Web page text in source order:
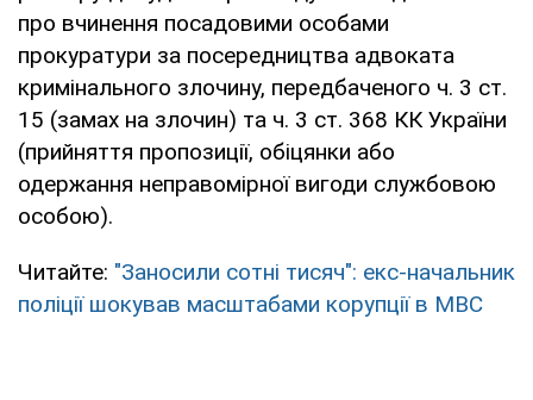
про вчинення посадовими особами
прокуратури за посередництва адвоката
кримінального злочину, передбаченого ч. 3 ст.
15 (замах на злочин) та ч. 3 ст. 368 КК України
(прийняття пропозиції, обіцянки або
одержання неправомірної вигоди службовою
особою).
Читайте: "Заносили сотні тисяч": екс-начальник
поліції шокував масштабами корупції в МВС